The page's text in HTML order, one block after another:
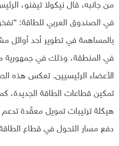
من جانبه، قال نيكولا تيفنو،
في الصندوق العربي للطاقة:
بالمساهمة في تطوير أحد أوائل
في المنطقة، وذلك في جمهورية
الأعضاء الرئيسيين. تعكس هذه
تمكين قطاعات الطاقة الجديدة،
هيكلة ترتيبات تمويل معقّدة
دفع مسار التحول في قطاع